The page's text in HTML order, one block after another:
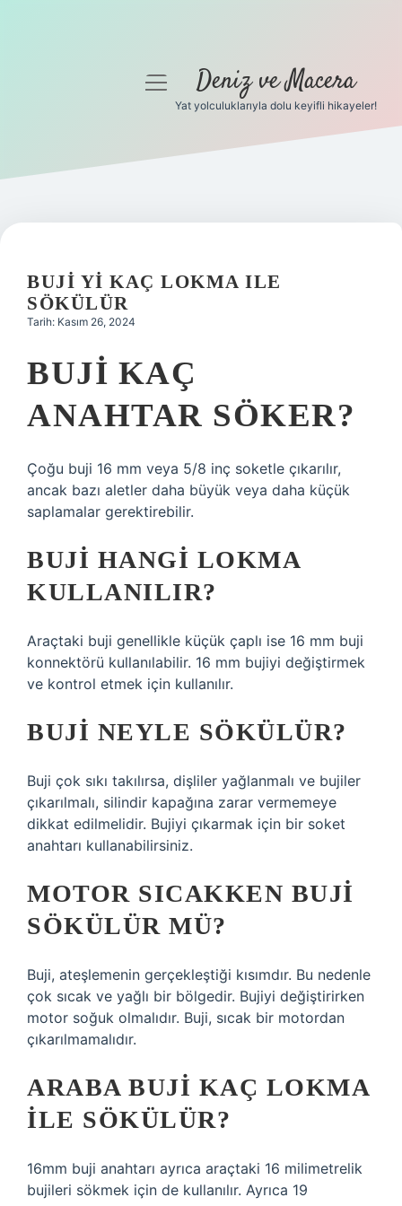
Gizlilik Politikası
Yasal Uyarı
menüyüDeniz ve Macera
Yat yolculuklarıyla dolu keyifli hikayeler!
BUJI YI KAÇ LOKMA ILE
SÖKÜLÜR
Tarih: Kasım 26, 2024
BUJI KAÇ
ANAHTAR SÖKER?
Çoğu buji 16 mm veya 5/8 inç soketle çıkarılır,
ancak bazı aletler daha büyük veya daha küçük
saplamalar gerektirebilir.
BUJI HANGI LOKMA
KULLANILIR?
Araçtaki buji genellikle küçük çaplı ise 16 mm buji
konnektörü kullanılabilir. 16 mm bujiyi değiştirmek
ve kontrol etmek için kullanılır.
BUJI NEYLE SÖKÜLÜR?
Buji çok sıkı takılırsa, dişliler yağlanmalı ve bujiler
çıkarılmalı, silindir kapağına zarar vermemeye
dikkat edilmelidir. Bujiyi çıkarmak için bir soket
anahtarı kullanabilirsiniz.
MOTOR SICAKKEN BUJI
SÖKÜLÜR MÜ?
Buji, ateşlemenin gerçekleştiği kısımdır. Bu nedenle
çok sıcak ve yağlı bir bölgedir. Bujiyi değiştirirken
motor soğuk olmalıdır. Buji, sıcak bir motordan
çıkarılmamalıdır.
ARABA BUJI KAÇ LOKMA
ILE SÖKÜLÜR?
16mm buji anahtarı ayrıca araçtaki 16 milimetrelik
bujileri sökmek için de kullanılır. Ayrıca 19